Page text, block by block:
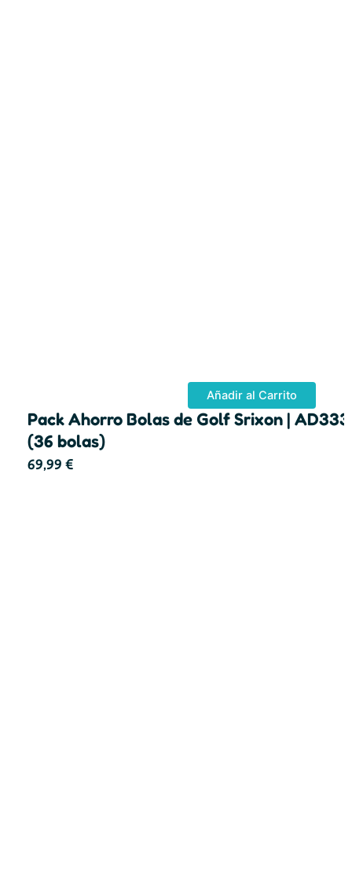
Añadir al Carrito
Pack Ahorro Bolas de Golf Srixon |
(36 bolas)
69,99 €